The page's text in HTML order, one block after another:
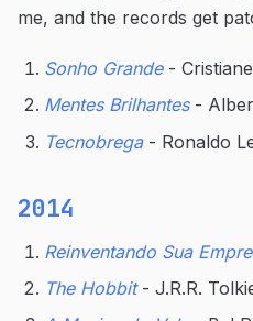
me, and the records get
Sonho Grande-
Mentes Brilhantes-
Tecnobrega- Ronaldo
2014
Reinventando Sua
The Hobbit- J.R.R.